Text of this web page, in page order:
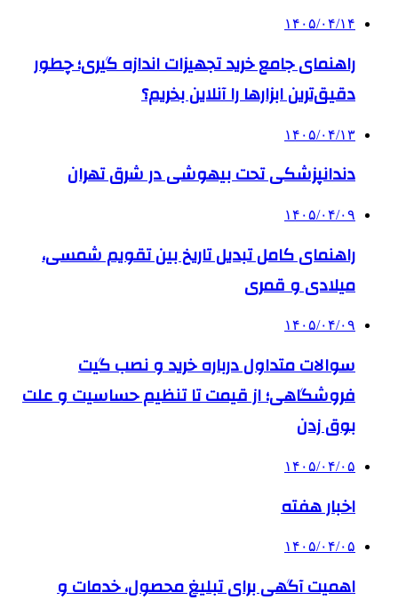
۱۴۰۵/۰۴/۱۴
راهنمای جامع خرید تجهیزات اندازه گیری؛ چطور
دقیق‌ترین ابزارها را آنلاین بخریم؟
۱۴۰۵/۰۴/۱۳
دندانپزشکی تحت بیهوشی در شرق تهران
۱۴۰۵/۰۴/۰۹
راهنمای کامل تبدیل تاریخ بین تقویم شمسی،
میلادی و قمری
۱۴۰۵/۰۴/۰۹
سوالات متداول درباره خرید و نصب گیت
فروشگاهی؛ از قیمت تا تنظیم حساسیت و علت
بوق زدن
۱۴۰۵/۰۴/۰۵
اخبار هفته
۱۴۰۵/۰۴/۰۵
اهمیت آگهی برای تبلیغ محصول، خدمات و